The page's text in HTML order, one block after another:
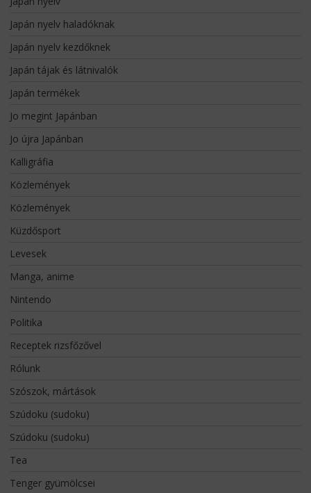
Japán nyelv haladóknak
Japán nyelv kezdőknek
Japán tájak és látnivalók
Japán termékek
Jo megint Japánban
Jo újra Japánban
Kalligráfia
Közlemények
Közlemények
Küzdősport
Levesek
Manga, anime
Nintendo
Politika
Receptek rizsfőzővel
Rólunk
Szószok, mártások
Szúdoku (sudoku)
Szúdoku (sudoku)
Tea
Tenger gyümölcsei